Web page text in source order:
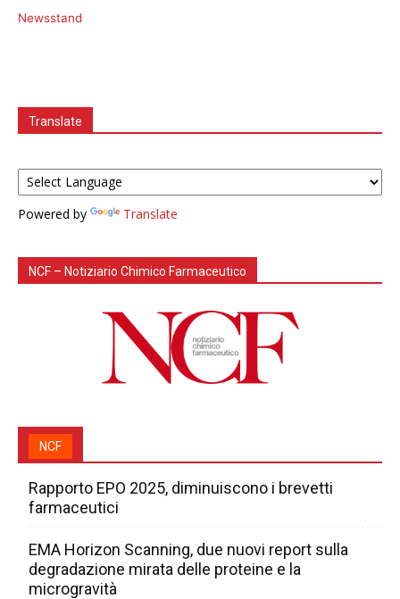
Newsstand
Translate
Powered by Translate
NCF – Notiziario Chimico Farmaceutico
NCF
Rapporto EPO 2025, diminuiscono i brevetti
farmaceutici
EMA Horizon Scanning, due nuovi report sulla
degradazione mirata delle proteine e la
microgravità